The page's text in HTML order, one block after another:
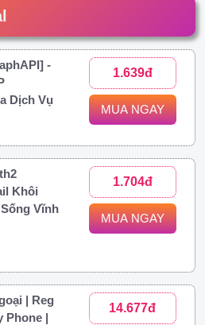
-
Dịch Vụ
1.639đ
MUA NGAY
Khôi
Vĩnh
1.704đ
MUA NGAY
| Reg
Phone |
14.677đ